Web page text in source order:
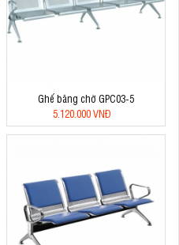
Ghế băng chờ GPC03-5
5.120.000 VNĐ